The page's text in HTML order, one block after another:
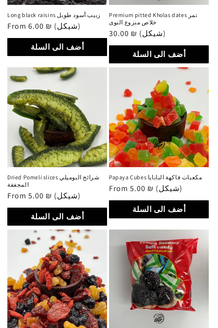
Long black raisins زبيب أسود طويل
Regular
price
From 6.00 ₪ (شيكل)
أضف الى السلة
Premium pitted Kholas dates تمر
خلاص منزوع النوى
Regular
price
30.00 ₪ (شيكل)
أضف الى السلة
Dried Pomeli slices شرائح البوميلي
المجففة
Regular
price
From 5.00 ₪ (شيكل)
أضف الى السلة
Papaya Cubes مكعبات فاكهة البابايا
Regular
price
From 5.00 ₪ (شيكل)
أضف الى السلة